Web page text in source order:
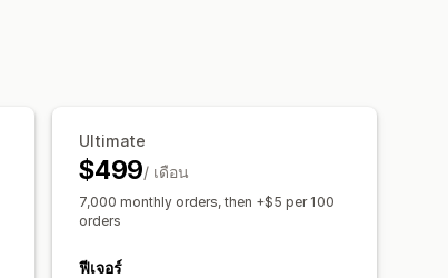
ทริกเกอร์และกฎ
การติดแท็ก
Ultimate
$499/ เดือน
7,000 monthly orders, then +$5 per 100
orders
ฟีเจอร์